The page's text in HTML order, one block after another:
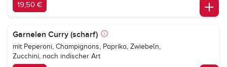
19,50 €
Garnelen Curry (scharf)
mit Peperoni, Champignons, Paprika, Zwiebeln,
Zucchini, nach indischer Art